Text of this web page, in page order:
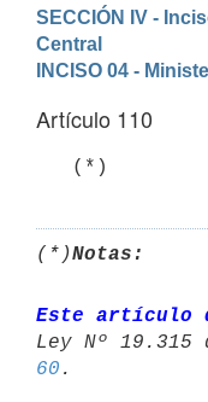
SECCIÓN IV -
Central
INCISO 04 -
Artículo 110
   (*)
(*)Notas:
Este artículo
60